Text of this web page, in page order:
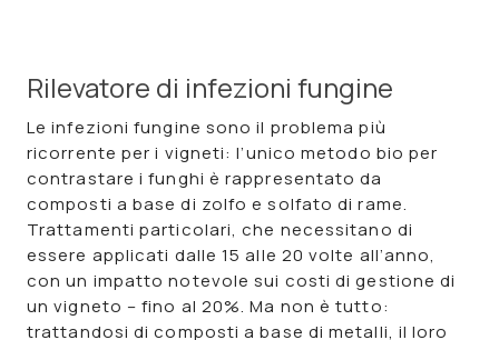
Rilevatore di infezioni fungine
Le infezioni fungine sono il problema più
ricorrente per i vigneti: l’unico metodo bio per
contrastare i funghi è rappresentato da
composti a base di zolfo e solfato di rame.
Trattamenti particolari, che necessitano di
essere applicati dalle 15 alle 20 volte all’anno,
con un impatto notevole sui costi di gestione di
un vigneto – fino al 20%. Ma non è tutto:
trattandosi di composti a base di metalli, il loro